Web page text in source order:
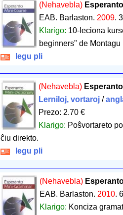
(Nehavebla)
EAB. Barlaston. 2009.
Klarigo: 10-leciona
beginners" de Montagu
legu pli
(Nehavebla)
Lerniloj, vortaroj/
Prezo: 2.70 €
Klarigo: Poŝvortareto
ĉiu direkto.
legu pli
(Nehavebla)
EAB. Barlaston. 2010.
Klarigo: Konciza